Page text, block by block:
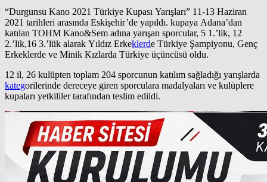
“Durgunsu Kano 2021 Türkiye Kupası Yarışları” 11-13 Haziran
2021 tarihleri arasında Eskişehir’de yapıldı. kupaya Adana’dan
katılan TOHM Kano&Sem adına yarışan sporcular, 5 1.’lik, 12
2.’lik,16 3.’lük alarak Yıldız Erkeklerde Türkiye Şampiyonu, Genç
Erkeklerde ve Minik Kızlarda Türkiye üçüncüsü oldu.
12 il, 26 kulüpten toplam 204 sporcunun katılım sağladığı yarışlarda
kategorilerinde dereceye giren sporculara madalyaları ve kulüplere
kupaları yetkililer tarafından teslim edildi.